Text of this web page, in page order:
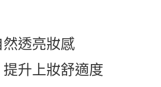
每筆NT$60，滿NT$599(
透亮妝感
升上妝舒適度